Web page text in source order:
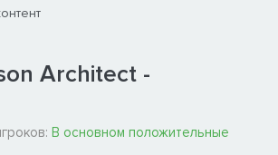
Architect -
В основном положительные